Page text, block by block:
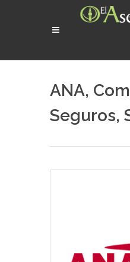
ANA,
Seguros,